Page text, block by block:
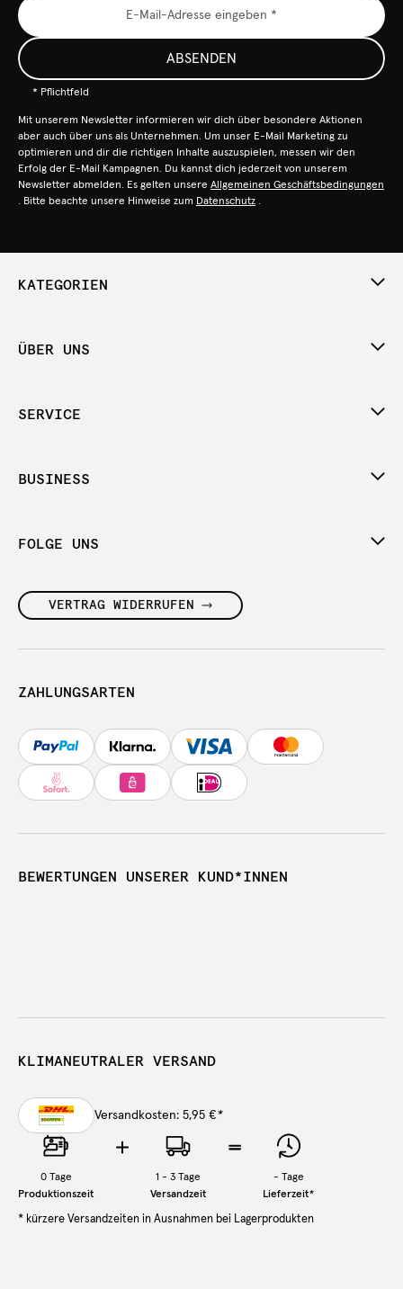
ABSENDEN
* Pflichtfeld
Mit unserem Newsletter informieren wir dich über besondere Aktionen
aber auch über uns als Unternehmen. Um unser E-Mail Marketing zu
optimieren und dir die richtigen Inhalte auszuspielen, messen wir den
Erfolg der E-Mail Kampagnen. Du kannst dich jederzeit von unserem
Newsletter abmelden. Es gelten unsere Allgemeinen Geschäftsbedingungen
. Bitte beachte unsere Hinweise zum Datenschutz .
KATEGORIEN
ÜBER UNS
SERVICE
BUSINESS
FOLGE UNS
VERTRAG WIDERRUFEN
ZAHLUNGSARTEN
BEWERTUNGEN UNSERER KUND*INNEN
KLIMANEUTRALER VERSAND
Versandkosten: 5,95 €*
0Tage
Produktionszeit
1 - 3 Tage
Versandzeit
- Tage
Lieferzeit*
* kürzere Versandzeiten in Ausnahmen bei Lagerprodukten